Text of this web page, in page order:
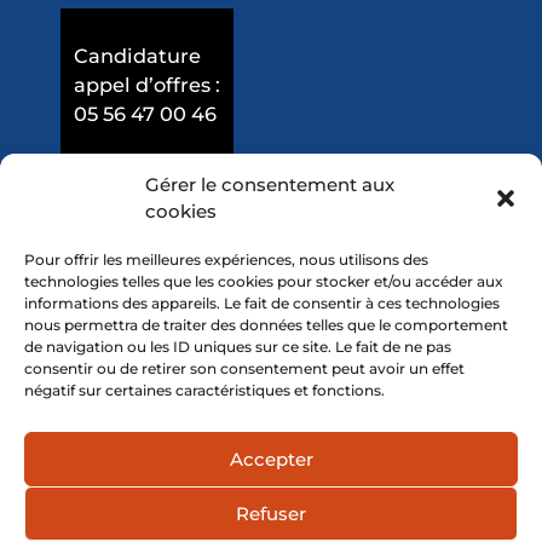
Gérer le consentement aux
cookies
Pour offrir les meilleures expériences, nous utilisons des
technologies telles que les cookies pour stocker et/ou accéder aux
informations des appareils. Le fait de consentir à ces technologies
nous permettra de traiter des données telles que le comportement
de navigation ou les ID uniques sur ce site. Le fait de ne pas
consentir ou de retirer son consentement peut avoir un effet
négatif sur certaines caractéristiques et fonctions.
Accepter
Refuser
Mentions légales
Politique de confidentialité
© 2026 - Tous droits réservés GR BIM
Candidature
appel d’offres :
05 56 47 00 46